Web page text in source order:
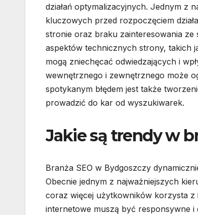
działań optymalizacyjnych. Jednym z
kluczowych przed rozpoczęciem
stronie oraz braku zainteresowania ze
aspektów technicznych strony, takich
mogą zniechęcać odwiedzających i
wewnętrznego i zewnętrznego może
spotykanym błędem jest także
prowadzić do kar od wyszukiwarek.
Jakie są trendy w
Branża SEO w Bydgoszczy
Obecnie jednym z najważniejszych
coraz więcej użytkowników korzysta
internetowe muszą być responsywne